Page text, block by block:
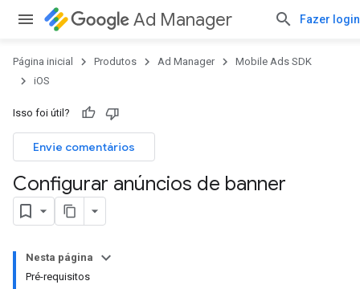
Ad Manager Fazer login
Página inicial Produtos Ad Manager
Mobile Ads SDK
iOS
Isso foi útil?
Envie comentários
Configurar anúncios de banner
Nesta página
Pré-requisitos